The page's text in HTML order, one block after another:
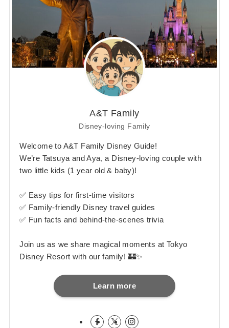
A&T Family
Disney-loving Family
Welcome to A&T Family Disney Guide!
We’re Tatsuya and Aya, a Disney-loving couple with
two little kids (1 year old & baby)!
✅ Easy tips for first-time visitors
✅ Family-friendly Disney travel guides
✅ Fun facts and behind-the-scenes trivia
Join us as we share magical moments at Tokyo
Disney Resort with our family! 🏰✨
Learn more